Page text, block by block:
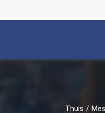
Thuis /